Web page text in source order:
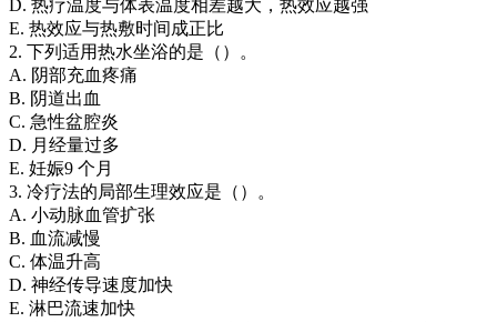
D. 热疗温度与体表温度相差越大，热效应越强
E. 热效应与热敷时间成正比
2. 下列适用热水坐浴的是（）。
A. 阴部充血疼痛
B. 阴道出血
C. 急性盆腔炎
D. 月经量过多
E. 妊娠9 个月
3. 冷疗法的局部生理效应是（）。
A. 小动脉血管扩张
B. 血流减慢
C. 体温升高
D. 神经传导速度加快
E. 淋巴流速加快